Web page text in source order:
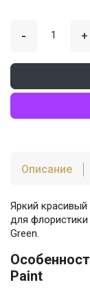
- +
Описание
Яркий красивый
для флористики
Green.
Paint